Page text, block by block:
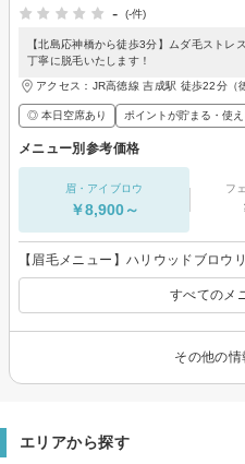
-
(-件)
【北島応神橋から徒歩3分】ムダ毛ストレ
丁寧に脱毛いたします！
アクセス：JR高徳線 吉成駅 徒歩22分（
◎ 本日空席あり ポイントが貯まる・使え
メニュー別参考価格
眉・アイブロウ
￥8,900～
フ
【眉毛メニュー】ハリウッドブロウ
すべてのメ
その他の
エリアから探す